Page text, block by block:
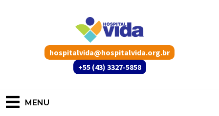
hospitalvida@hospitalvida.org.br
+55 (43) 3327-5858
MENU